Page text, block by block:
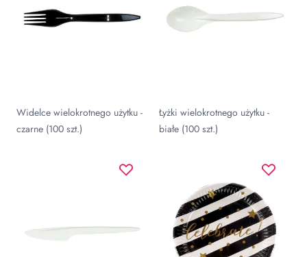
Widelce wielokrotnego użytku -
czarne (100 szt.)
Łyżki wielokrotnego użytku -
białe (100 szt.)